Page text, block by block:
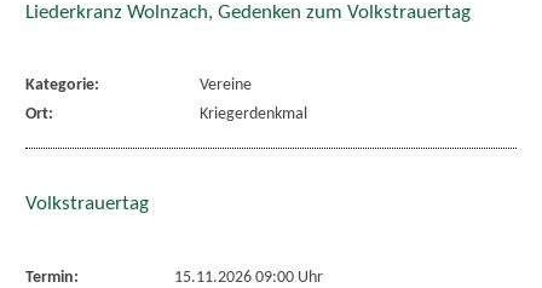
Liederkranz Wolnzach, Gedenken zum Volkstrauertag
Kategorie:
Vereine
Ort:
Kriegerdenkmal
Volkstrauertag
Termin:
15.11.2026 09:00 Uhr